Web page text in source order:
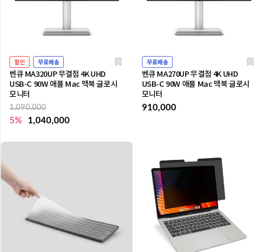
할인 무료배송
벤큐 MA320UP 무결점 4K UHD
USB-C 90W 애플 Mac 맥북 글로시
모니터
1,090,000
5% 1,040,000
무료배송
벤큐 MA270UP 무결점 4K UHD
USB-C 90W 애플 Mac 맥북 글로시
모니터
910,000